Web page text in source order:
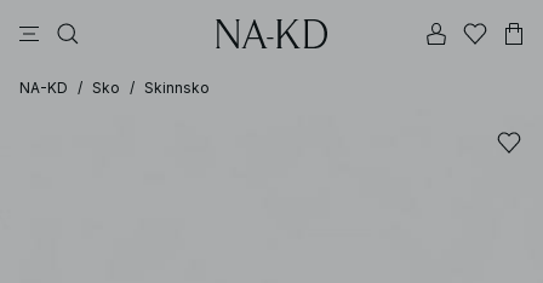
NA-KD / Sko / Skinnsko